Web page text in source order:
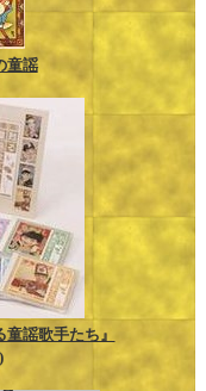
童謡
謡歌手たち』